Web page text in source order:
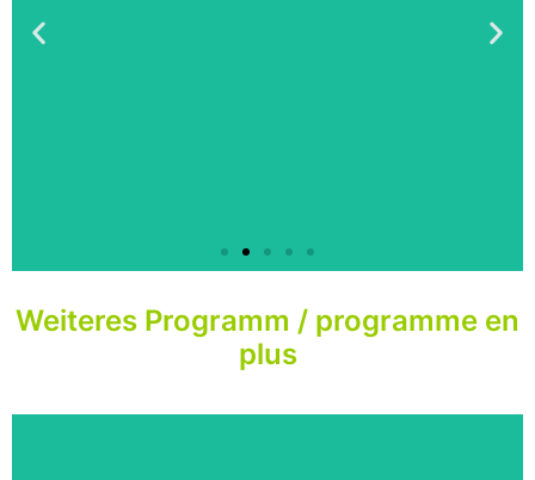
Weiteres Programm / programme en
plus